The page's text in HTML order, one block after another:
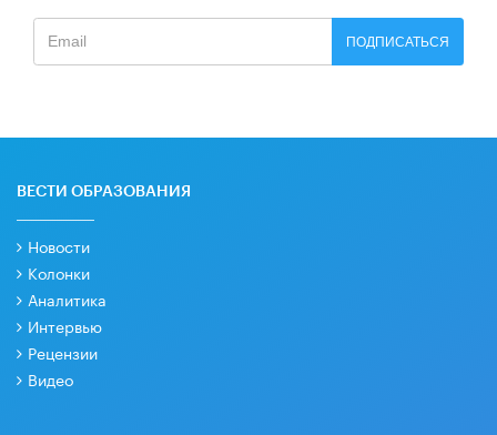
ПОДПИСАТЬСЯ
ВЕСТИ ОБРАЗОВАНИЯ
Новости
Колонки
Аналитика
Интервью
Рецензии
Видео